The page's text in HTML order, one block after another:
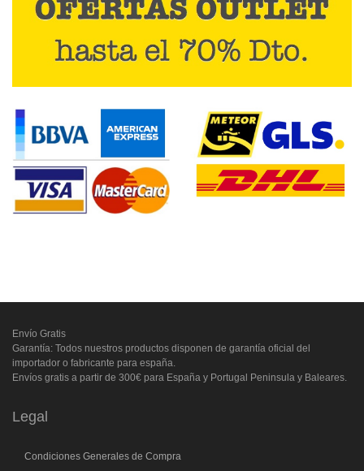
Envío Gratis
Garantía: Todos nuestros productos disponen de garantía oficial del
importador o fabricante para españa.
Envíos gratis a partir de 300€ para España y Portugal Peninsula y Baleares.
Legal
Condiciones Generales de Compra